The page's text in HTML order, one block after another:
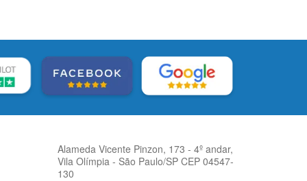
Alameda Vicente Pinzon, 173 - 4º andar,
Vila Olímpia - São Paulo/SP CEP 04547-
130